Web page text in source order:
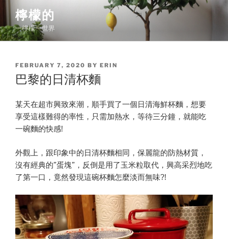
content
檸檬的
一檸檬一世界
POSTED
ON
FEBRUARY 7, 2020 BY ERIN
巴黎的日清杯麵
某天在超市興致來潮，順手買了一個日清海鮮杯麵，想要
享受這樣難得的率性，只需加熱水，等待三分鐘，就能吃
一碗麵的快感!
外觀上，跟印象中的日清杯麵相同，保麗龍的防熱材質，
沒有經典的”蛋塊”，反倒是用了玉米粒取代，興高采烈地吃
了第一口，竟然發現這碗杯麵怎麼淡而無味?!